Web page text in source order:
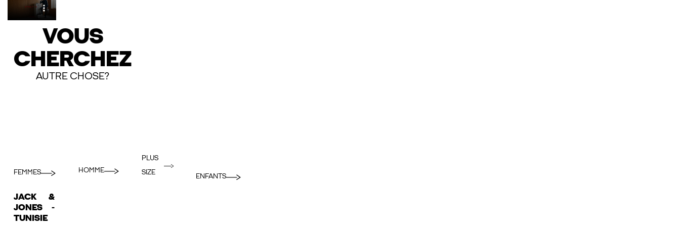
VOUS
CHERCHEZ
AUTRE CHOSE?
FEMMES HOMME
PLUS
SIZE
ENFANTS
JACK &
JONES -
TUNISIE